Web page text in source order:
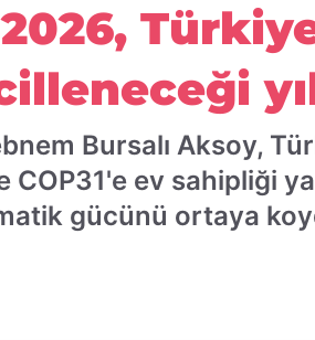
Bursalı Aksoy,
ev sahipliği
gücünü ortaya